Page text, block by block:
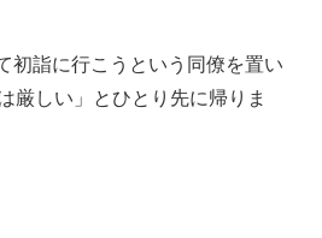
初詣に行こうという同僚を置い
厳しい」とひとり先に帰りま